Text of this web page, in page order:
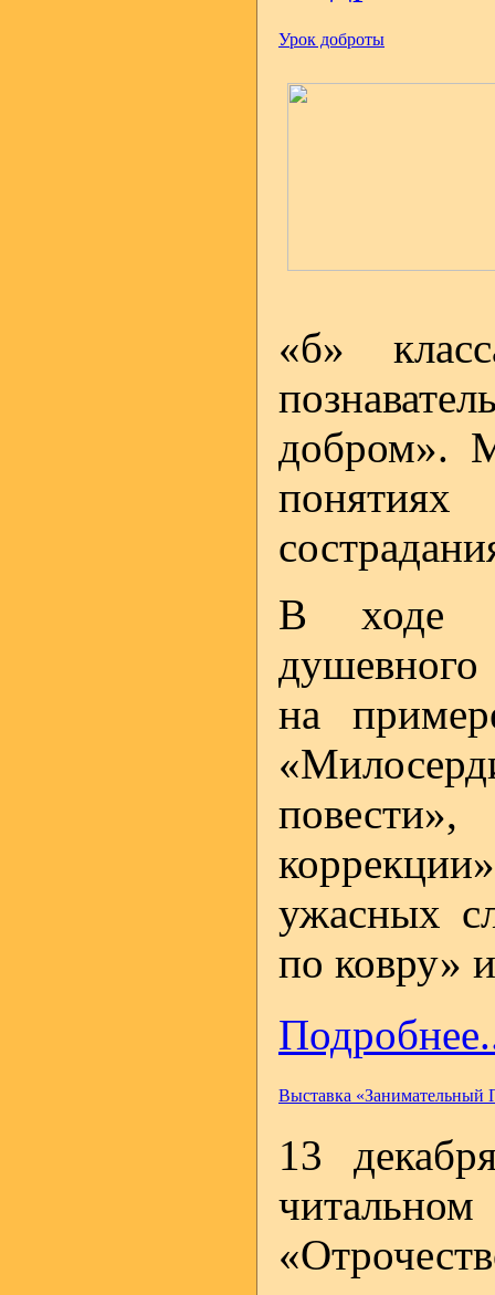
Урок доброты
«б»
добром».
В ходе
душевного
на
ужасных
по ковру»
Выставка «Занимательный
13